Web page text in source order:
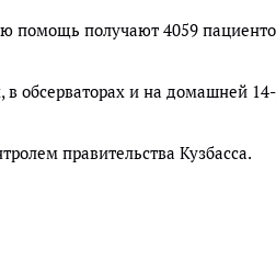
помощь получают 4059
обсерваторах и на домашней
правительства Кузбасса.